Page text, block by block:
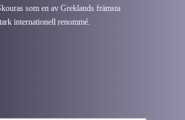
som en av Greklands främsta
internationell renommé.